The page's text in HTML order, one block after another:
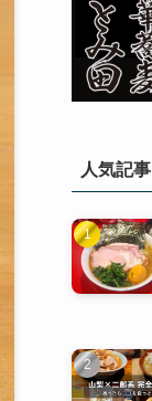
人気記事